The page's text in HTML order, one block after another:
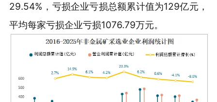
29.54%，亏损企业亏损总额累计值为129亿元，
平均每家亏损企业亏损1076.79万元。